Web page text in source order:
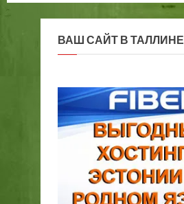
записей
ВАШ САЙТ В ТАЛЛИНЕ